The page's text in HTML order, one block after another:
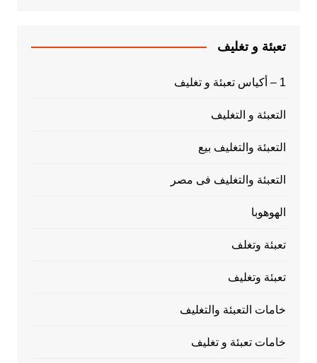
تعبئة و تغليف
1 – أكياس تعبئة و تغليف
التعبئة و التغليف
التعبئة والتغليف بيع
التعبئة والتغليف فى مصر
الهوهوبا
تعبئة وتغلف
تعبئة وتغليف
خامات التعبئة والتغليف
خامات تعبئة و تغليف